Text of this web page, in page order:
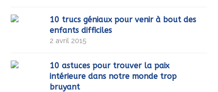
10 trucs géniaux pour venir à bout des
enfants difficiles
2 avril 2015
10 astuces pour trouver la paix
intérieure dans notre monde trop
bruyant